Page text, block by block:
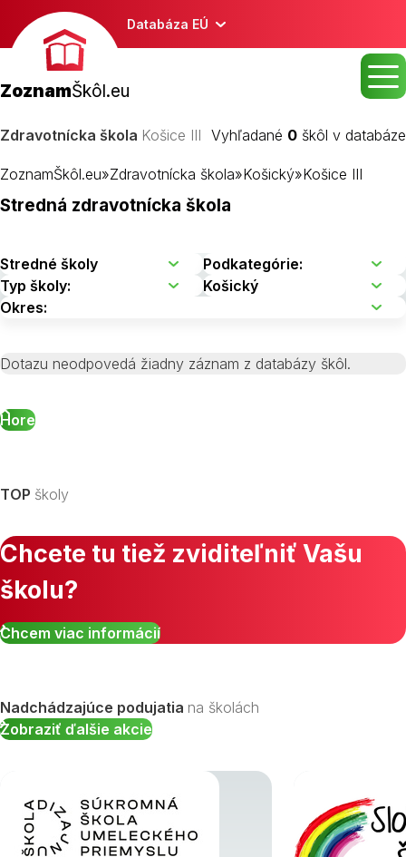
Databáza EÚ
ZoznamŠkôl.eu
Zdravotnícka škola Košice III Vyhľadané 0 škôl v databáze
ZoznamŠkôl.eu»Zdravotnícka škola»Košický»Košice III
Stredná zdravotnícka škola
Dotazu neodpovedá žiadny záznam z databázy škôl.
Hore
TOP školy
Chcete tu tiež zviditeľniť Vašu
školu?
Chcem viac informácií
Nadchádzajúce podujatia na školách
Zobraziť ďalšie akcie